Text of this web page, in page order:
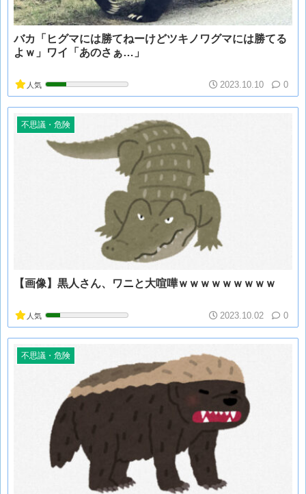
バカ「ヒグマには勝てねーけどツキノワグマには勝てる
よｗ」ワイ「あのさぁ…」
人気 2023.10.10 0
不思議・危険
【画像】黒人さん、ワニと大喧嘩ｗｗｗｗｗｗｗｗｗ
人気 2023.10.02 0
不思議・危険